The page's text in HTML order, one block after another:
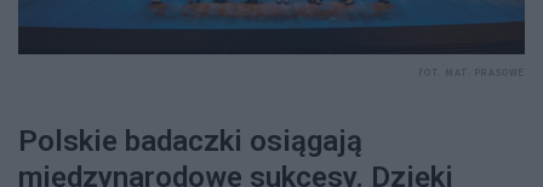
Polskie badaczki osiągają
międzynarodowe sukcesy. Dzięki